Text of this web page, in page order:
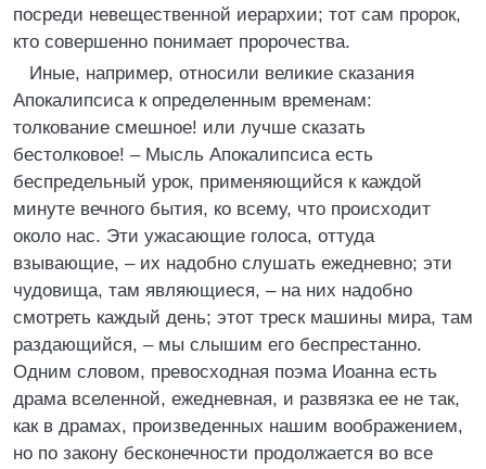
посреди невещественной иерархии; тот сам пророк,
кто совершенно понимает пророчества.
Иные, например, относили великие сказания
Апокалипсиса к определенным временам:
толкование смешное! или лучше сказать
бестолковое! – Мысль Апокалипсиса есть
беспредельный урок, применяющийся к каждой
минуте вечного бытия, ко всему, что происходит
около нас. Эти ужасающие голоса, оттуда
взывающие, – их надобно слушать ежедневно; эти
чудовища, там являющиеся, – на них надобно
смотреть каждый день; этот треск машины мира, там
раздающийся, – мы слышим его беспрестанно.
Одним словом, превосходная поэма Иоанна есть
драма вселенной, ежедневная, и развязка ее не так,
как в драмах, произведенных нашим воображением,
но по закону бесконечности продолжается во все